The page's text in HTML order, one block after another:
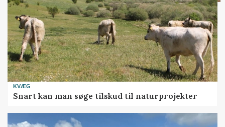
KVÆG
Snart kan man søge tilskud til naturprojekter